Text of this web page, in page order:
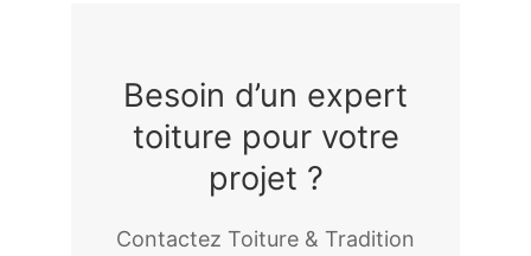
Besoin d’un expert
toiture pour votre
projet ?
Contactez Toiture & Tradition